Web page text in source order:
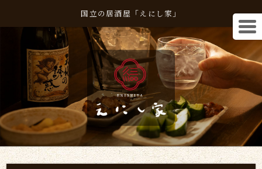
国立の居酒屋「えにし家」